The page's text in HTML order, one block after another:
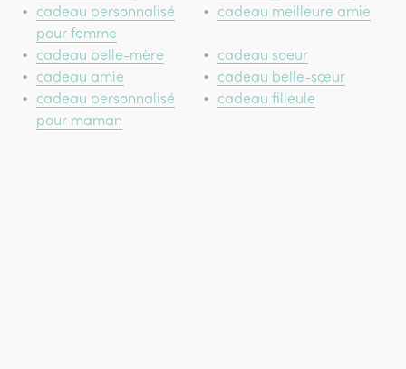
cadeau personnalisé
pour femme
cadeau meilleure amie
cadeau belle-mère
cadeau soeur
cadeau amie
cadeau belle-sœur
cadeau personnalisé
pour maman
cadeau filleule